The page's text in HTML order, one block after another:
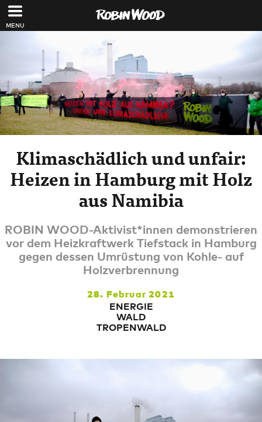
Direkt zum Inhalt
Klimaschädlich und unfair:
Heizen in Hamburg mit Holz
aus Namibia
ROBIN WOOD-Aktivist*innen demonstrieren
vor dem Heizkraftwerk Tiefstack in Hamburg
gegen dessen Umrüstung von Kohle- auf
Holzverbrennung
28. Februar 2021
ENERGIE
WALD
TROPENWALD